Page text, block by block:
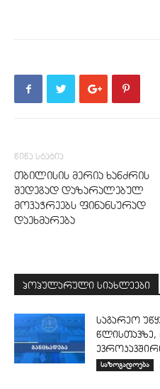
წინა სტატია
თბილისის მერია ხანძრის
შედეგად დაზარალებულ
მოვაჭრეებს ფინანსურად
დაეხმარება
პოპულარული სიახლეები
საგარეო
საზოგადოება